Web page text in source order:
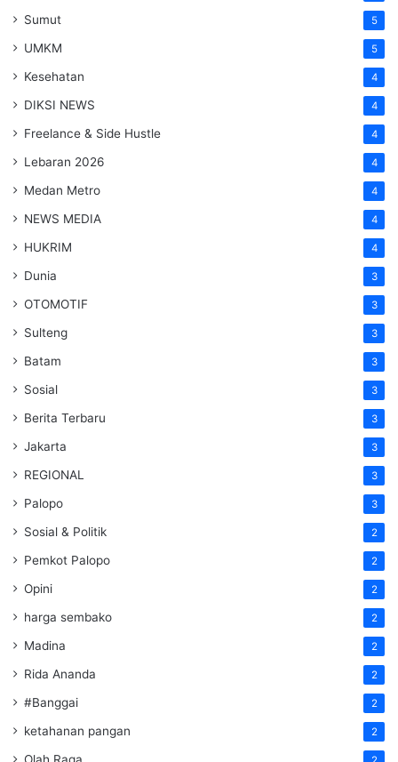
Sumut 5
UMKM 5
Kesehatan 4
DIKSI NEWS 4
Freelance & Side Hustle 4
Lebaran 2026 4
Medan Metro 4
NEWS MEDIA 4
HUKRIM 4
Dunia 3
OTOMOTIF 3
Sulteng 3
Batam 3
Sosial 3
Berita Terbaru 3
Jakarta 3
REGIONAL 3
Palopo 3
Sosial & Politik 2
Pemkot Palopo 2
Opini 2
harga sembako 2
Madina 2
Rida Ananda 2
#Banggai 2
ketahanan pangan 2
Olah Raga